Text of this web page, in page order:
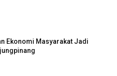
Ekonomi Masyarakat Jadi